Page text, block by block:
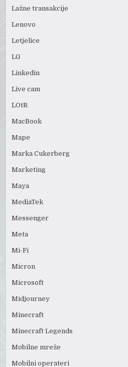
Lažne transakcije
Lenovo
Letjelice
LG
Linkedin
Live cam
LOtR
MacBook
Mape
Marka Cukerberg
Marketing
Maya
MediaTek
Messenger
Meta
Mi-Fi
Micron
Microsoft
Midjourney
Minecraft
Minecraft Legends
Mobilne mreže
Mobilni operateri